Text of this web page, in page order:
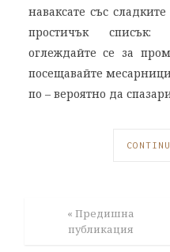
наваксате със
простичък
оглеждайте се за
посещавайте
по – вероятно да
« Предишна
публикация